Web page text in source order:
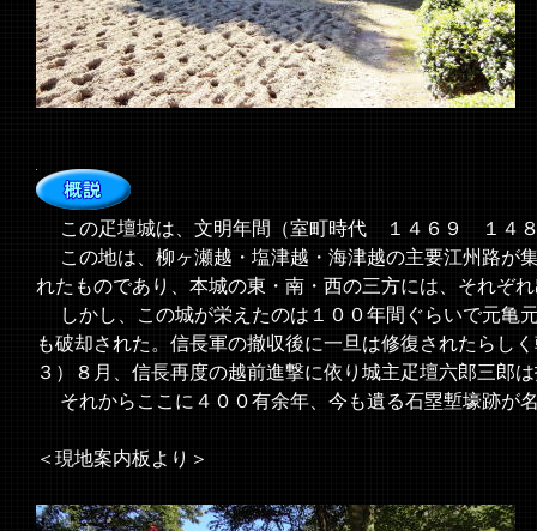
この疋壇城は、文明年間（室町時代 １４６９ １４８
この地は、柳ヶ瀬越・塩津越・海津越の主要江州路が
れたものであり、本城の東・南・西の三方には、それぞ
しかし、この城が栄えたのは１００年間ぐらいで元亀
も破却された。信長軍の撤収後に一旦は修復されたらし
３）８月、信長再度の越前進撃に依り城主疋壇六郎三郎
それからここに４００有余年、今も遺る石塁塹壕跡が
＜現地案内板より＞